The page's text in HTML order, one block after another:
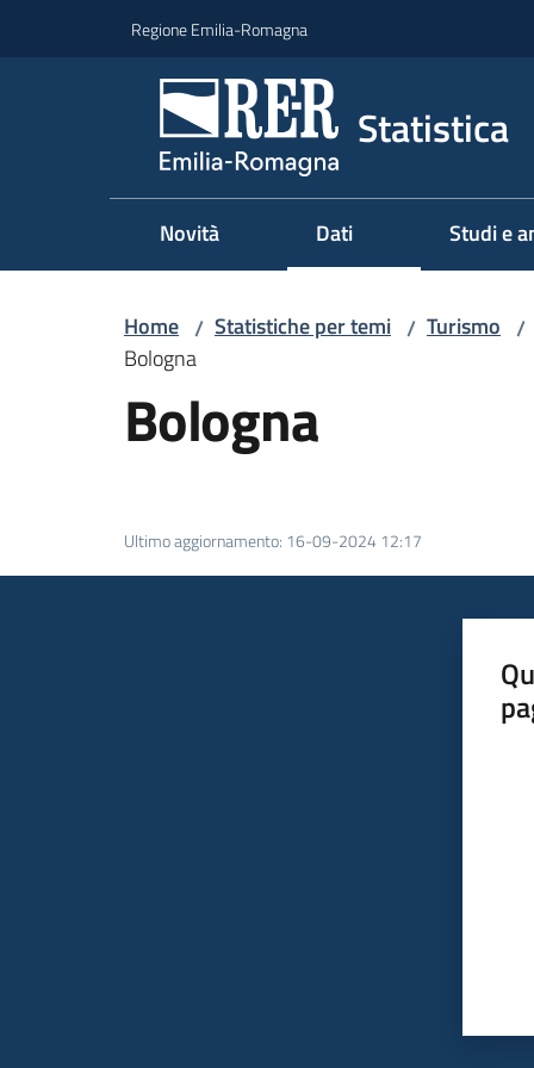
Regione Emilia-Romagna
Statistica
Novità Dati Studi e
Home / Statistiche per temi / Turismo /
Bologna
Bologna
Ultimo aggiornamento: 16-09-2024 12:17